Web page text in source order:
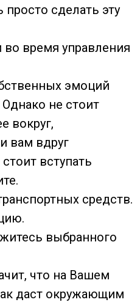
сделать эту
время управления
эмоций
не стоит
вокруг,
вам вдруг
вступать
средств.
выбранного
что на Вашем
даст окружающим